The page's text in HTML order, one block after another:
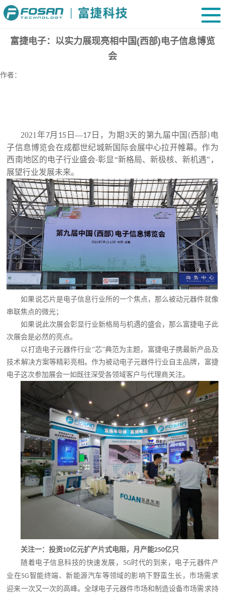
富捷电子：以实力展现亮相中国(西部)电子信息博览
会
作者：
2021 年7月 15 日—17 日，为期 3天的第九届中国 (西部) 电
子信息博览会在成都世纪城新国际会展中心拉开帷幕。作为
西南地区的电子行业盛会-彰显“新格局、新极核、新机遇”，
展望行业发展未来。
如果说芯片是电子信息行业所的一个焦点，那么被动元器件就像
串联焦点的微光；
如果说此次展会彰显行业新格局与机遇的盛会，那么富捷电子此
次展会是必然的亮点。
以打造电子元器件行业“芯”典范为主题，富捷电子携最新产品及
技术解决方案等精彩亮相。作为被动电子元器件行业自主品牌，富捷
电子这次参加展会一如既往深受各领域客户与代理商关注。
关注一：投资10亿元扩产片式电阻，月产能250亿只
随着电子信息科技的快速发展， 5G 时代的到来 ，电子元器件产
业在5G智能终端、新能源汽车等领域的影响下野蛮生长，市场需求
迎来一次又一次的高峰。全球电子元器件市场和制造设备市场需求持